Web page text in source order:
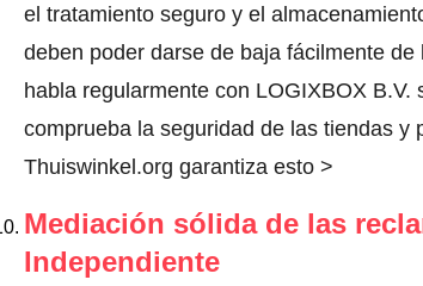
el tratamiento seguro y el
deben poder darse de baja fácilmente
habla regularmente con LOGIXBOX
comprueba la seguridad de las tiendas y
Thuiswinkel.org garantiza esto >
Mediación sólida de las
Independiente